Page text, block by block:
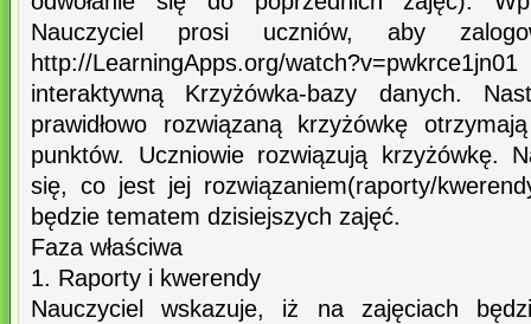
Nauczyciel prosi uczniów, aby
http://LearningApps.org/
interaktywną Krzyżówka-bazy danych.
prawidłowo rozwiązaną krzyżówkę
punktów. Uczniowie rozwiązują krzyżówkę.
się, co jest jej rozwiązaniem(raporty/
będzie tematem dzisiejszych zajęć.
Faza właściwa
1. Raporty i kwerendy
Nauczyciel wskazuje, iż na zajęciach